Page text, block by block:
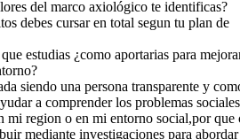
del marco axiológico te identificas?
debes cursar en total segun tu plan de
estudias ¿como aportarias para
siendo una persona transparente y
a comprender los problemas
mi region o en mi entorno social,por que
mediante investigaciones para